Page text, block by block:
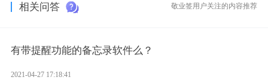
相关问答 敬业签用户关注的内容推荐
有带提醒功能的备忘录软件么？
2021-04-27 17:18:41